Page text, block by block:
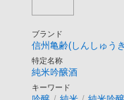
ブランド
信州亀齢(しんしゅう
特定名称
純米吟醸酒
キーワード